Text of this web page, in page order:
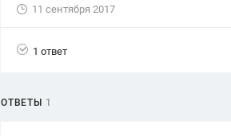
11 сентября 2017
1 ответ
ОТВЕТЫ 1